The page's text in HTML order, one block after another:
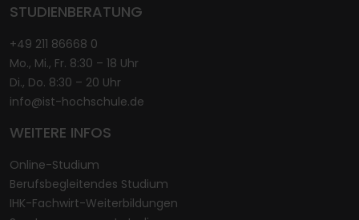
STUDIENBERATUNG
+49 211 86668 0
Mo., Mi., Fr. 8:30 – 18 Uhr
Di., Do. 8:30 – 20 Uhr
info@ist-hochschule.de
WEITERE INFOS
Online-Studium
Berufsbegleitendes Studium
IHK-Fachwirt-Weiterbildungen